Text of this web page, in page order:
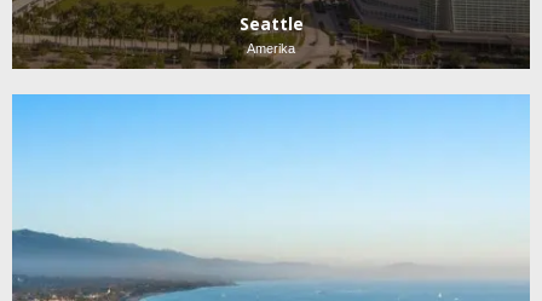
Seattle
Amerika